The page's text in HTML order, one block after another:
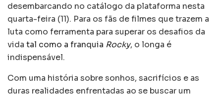
desembarcando no catálogo da plataforma nesta
quarta-feira (11). Para os fãs de filmes que trazem a
luta como ferramenta para superar os desafios da
vida tal como a franquia Rocky, o longa é
indispensável.
Com uma história sobre sonhos, sacrifícios e as
duras realidades enfrentadas ao se buscar um